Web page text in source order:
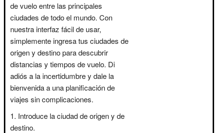
de vuelo entre las principales
ciudades de todo el mundo. Con
nuestra interfaz fácil de usar,
simplemente ingresa tus ciudades de
origen y destino para descubrir
distancias y tiempos de vuelo. Di
adiós a la incertidumbre y dale la
bienvenida a una planificación de
viajes sin complicaciones.
Introduce la ciudad de origen y de
destino.